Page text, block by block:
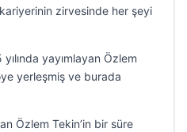
zirvesinde her şeyi
yılında yayımlayan Özlem
yerleşmiş ve burada
Özlem Tekin’in bir süre